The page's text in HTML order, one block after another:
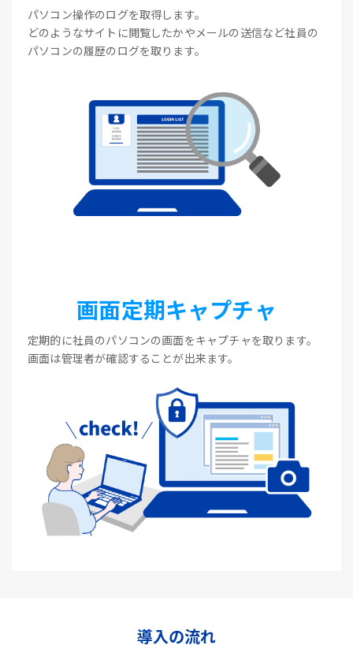
パソコン操作のログを取得します。
どのようなサイトに閲覧したかやメールの送信など社員の
パソコンの履歴のログを取ります。
画面定期キャプチャ
定期的に社員のパソコンの画面をキャプチャを取ります。
画面は管理者が確認することが出来ます。
導入の流れ